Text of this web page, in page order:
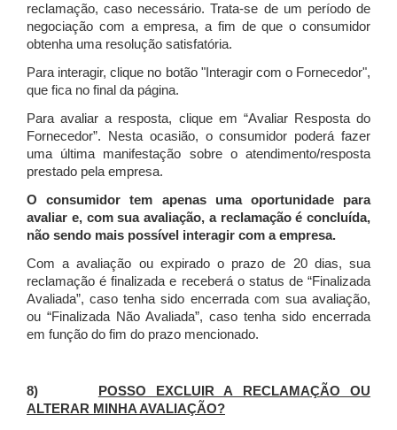
reclamação, caso necessário.Trata-se de um período de
negociação com a empresa, a fim de que o consumidor
obtenha uma resolução satisfatória.
Para interagir, clique no botão "Interagir com o Fornecedor",
que fica no final da página.
Para avaliar a resposta, clique em “Avaliar Resposta do
Fornecedor”. Nesta ocasião, o consumidor poderá fazer
uma última manifestação sobre o atendimento/resposta
prestado pela empresa.
O consumidor tem apenas uma oportunidade para
avaliar e, com sua avaliação, a reclamação é concluída,
não sendo mais possível interagir com a empresa.
Com a avaliação ou expirado o prazo de 20 dias, sua
reclamação é finalizada e receberá o status de “Finalizada
Avaliada”, caso tenha sido encerrada com sua avaliação,
ou “Finalizada Não Avaliada”, caso tenha sido encerrada
em função do fim do prazo mencionado.
8)
POSSO EXCLUIR A RECLAMAÇÃO OU
ALTERAR MINHA AVALIAÇÃO?